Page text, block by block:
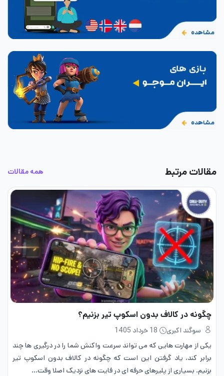
مقالات مرتبط همه مقالات
چگونه در کالاف بدون اسکوپ تیر بزنیم؟
سوگند اکبری
18 خرداد 1405
یکی از مهارت هایی که می تواند سرعت واکنش شما را در درگیری ها چند
برابر کند، یاد گرفتن این است که چگونه در کالاف بدون اسکوپ تیر
بزنیم. بسیاری از پلیرهای حرفه ای در فایت های نزدیک اصلا وقت…